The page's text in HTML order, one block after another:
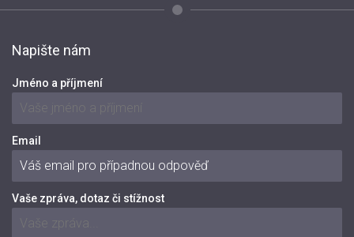
Napište nám
Jméno a příjmení
Email
Vaše zpráva, dotaz či stížnost